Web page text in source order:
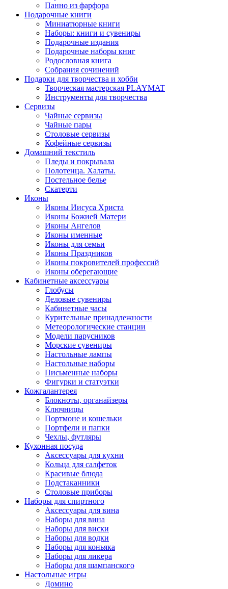
Панно из фарфора
Подарочные книги
Миниатюрные книги
Наборы: книги и сувениры
Подарочные издания
Подарочные наборы книг
Родословная книга
Собрания сочинений
Подарки для творчества и хобби
Творческая мастерская PLAYMAT
Инструменты для творчества
Cервизы
Чайные сервизы
Чайные пары
Столовые сервизы
Кофейные сервизы
Домашний текстиль
Пледы и покрывала
Полотенца. Халаты.
Постельное белье
Скатерти
Иконы
Иконы Иисуса Христа
Иконы Божией Матери
Иконы Ангелов
Иконы именные
Иконы для семьи
Иконы Праздников
Иконы покровителей профессий
Иконы оберегающие
Кабинетные аксессуары
Глобусы
Деловые сувениры
Кабинетные часы
Курительные принадлежности
Метеорологические станции
Модели парусников
Морские сувениры
Настольные лампы
Настольные наборы
Письменные наборы
Фигурки и статуэтки
Кожгалантерея
Блокноты, органайзеры
Ключницы
Портмоне и кошельки
Портфели и папки
Чехлы, футляры
Кухонная посуда
Аксессуары для кухни
Кольца для салфеток
Красивые блюда
Подстаканники
Столовые приборы
Наборы для спиртного
Аксессуары для вина
Наборы для вина
Наборы для виски
Наборы для водки
Наборы для коньяка
Наборы для ликера
Наборы для шампанского
Настольные игры
Домино